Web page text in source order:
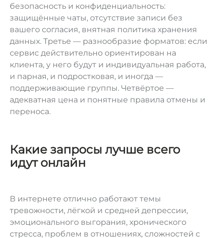
безопасность и конфиденциальность:
защищённые чаты, отсутствие записи без
вашего согласия, внятная политика хранения
данных. Третье — разнообразие форматов: если
сервис действительно ориентирован на
клиента, у него будут и индивидуальная работа,
и парная, и подростковая, и иногда —
поддерживающие группы. Четвёртое —
адекватная цена и понятные правила отмены и
переноса.
Какие запросы лучше всего
идут онлайн
В интернете отлично работают темы
тревожности, лёгкой и средней депрессии,
эмоционального выгорания, хронического
стресса, проблем в отношениях, сложностей с